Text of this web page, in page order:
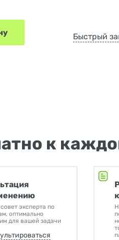
Быстрый
к
эксперта по
оптимально
для вашей задачи